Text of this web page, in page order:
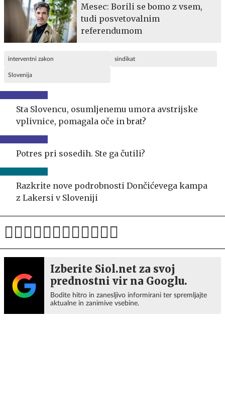
Mesec: Borili se bomo z vsem,
tudi posvetovalnim
referendumom
interventni zakon sindikat
Slovenija
Sta Slovencu, osumljenemu umora avstrijske
vplivnice, pomagala oče in brat?
Potres pri sosedih. Ste ga čutili?
Razkrite nove podrobnosti Dončićevega kampa
z Lakersi v Sloveniji
Izberite Siol.net za svoj
prednostni vir na Googlu.
Bodite hitro in zanesljivo informirani ter spremljajte
aktualne in zanimive vsebine.